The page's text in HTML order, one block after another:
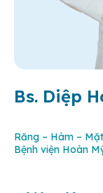
Bs. Diệp
Răng – Hàm – Mặt
Bệnh viện Hoàn